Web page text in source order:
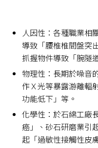
人因性：各種職業相
導致「腰椎椎間盤突
抓握物件導致「腕隧
物理性：長期於噪音
作Ｘ光等暴露游離輻
功能低下」等。
化學性：於石綿工廠
癌」、砂石研磨業引
起「過敏性接觸性皮